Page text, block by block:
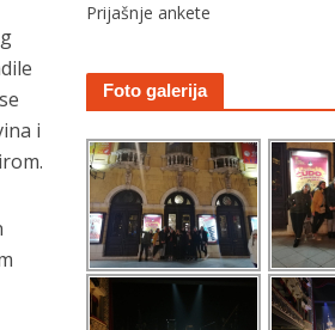
i
Prijašnje ankete
Foto galerija